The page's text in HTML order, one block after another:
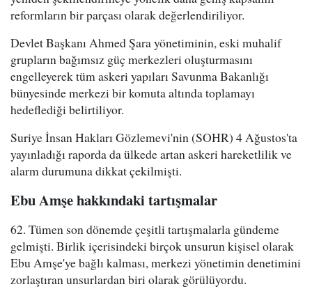
reformların bir parçası olarak değerlendiriliyor.
Devlet Başkanı Ahmed Şara yönetiminin, eski muhalif
grupların bağımsız güç merkezleri oluşturmasını
engelleyerek tüm askeri yapıları Savunma Bakanlığı
bünyesinde merkezi bir komuta altında toplamayı
hedeflediği belirtiliyor.
Suriye İnsan Hakları Gözlemevi'nin (SOHR) 4 Ağustos'ta
yayınladığı raporda da ülkede artan askeri hareketlilik ve
alarm durumuna dikkat çekilmişti.
Ebu Amşe hakkındaki tartışmalar
62. Tümen son dönemde çeşitli tartışmalarla gündeme
gelmişti. Birlik içerisindeki birçok unsurun kişisel olarak
Ebu Amşe'ye bağlı kalması, merkezi yönetimin denetimini
zorlaştıran unsurlardan biri olarak görülüyordu.